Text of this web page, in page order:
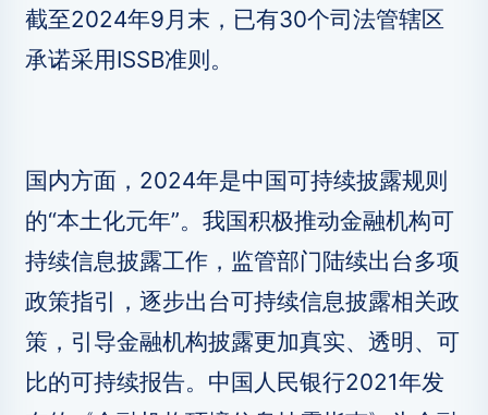
截至2024年9月末，已有30个司法管辖区
承诺采用ISSB准则。
国内方面，2024年是中国可持续披露规则
的“本土化元年”。我国积极推动金融机构可
持续信息披露工作，监管部门陆续出台多项
政策指引，逐步出台可持续信息披露相关政
策，引导金融机构披露更加真实、透明、可
比的可持续报告。中国人民银行2021年发